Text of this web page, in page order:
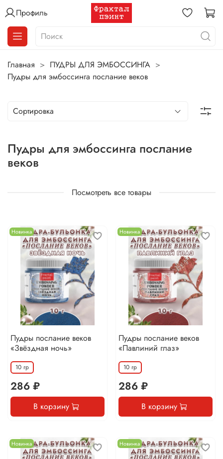
Профиль
Главная
ПУДРЫ ДЛЯ ЭМБОССИНГА
Пудры для эмбоссинга послание веков
Пудры для эмбоссинга послание
веков
Посмотреть все товары
Новинка
Пудры послание веков
«Звёздная ночь»
10 гр
286 ₽
В корзину
Новинка
Пудры послание веков
«Павлиний глаз»
10 гр
286 ₽
В корзину
Новинка Новинка